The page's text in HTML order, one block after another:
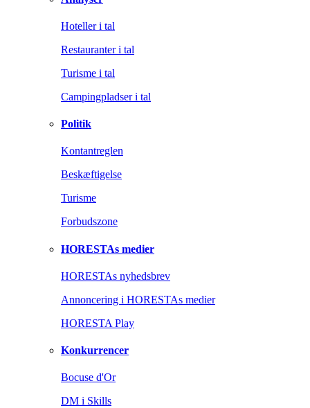
Hoteller i tal
Restauranter i tal
Turisme i tal
Campingpladser i tal
Politik
Kontantreglen
Beskæftigelse
Turisme
Forbudszone
HORESTAs medier
HORESTAs nyhedsbrev
Annoncering i HORESTAs medier
HORESTA Play
Konkurrencer
Bocuse d'Or
DM i Skills